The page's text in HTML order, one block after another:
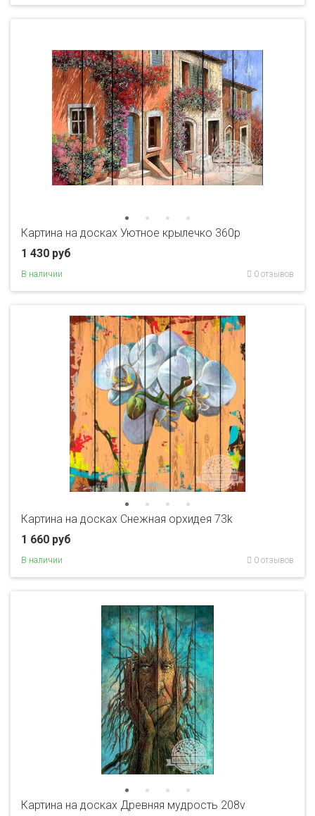
Картина на досках Уютное крылечко 360p
1 430 руб
В наличии 0 отзывов
Картина на досках Снежная орхидея 73k
1 660 руб
В наличии 0 отзывов
Картина на досках Древняя мудрость 208v